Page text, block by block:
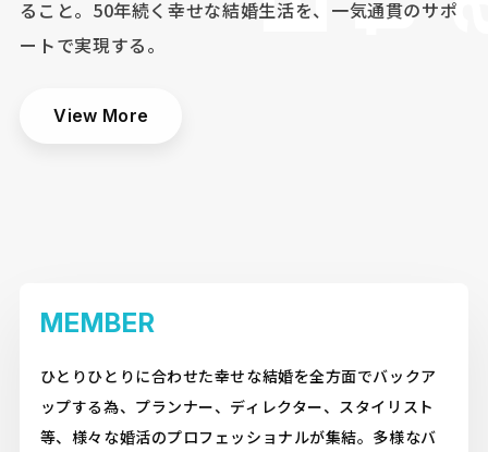
ること。 50年続く幸せな結婚生活を、一気通貫のサポ
ートで実現する。
View More
MEMBER
ひとりひとりに合わせた幸せな結婚を全方面でバックア
ップする為、プランナー、ディレクター、スタイリスト
等、様々な婚活のプロフェッショナルが集結。多様なバ